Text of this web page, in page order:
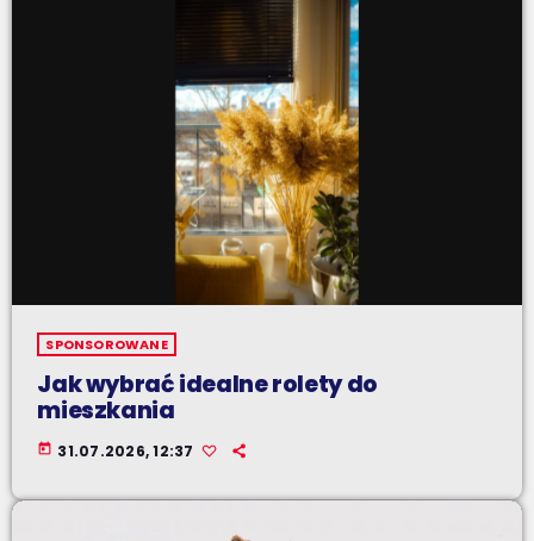
SPONSOROWANE
Jak wybrać idealne rolety do
mieszkania
today 31.07.2026, 12:37